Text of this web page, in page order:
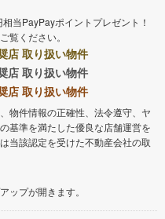
当PayPayポイントプレゼント！
覧ください。
店 取り扱い物件
店 取り扱い物件
店 取り扱い物件
物件情報の正確性、法令遵守、ヤ
基準を満たした優良な店舗運営を
当該認定を受けた不動産会社の取
ップが開きます。